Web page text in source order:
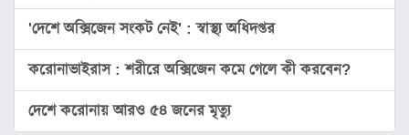
সংস্কৃতি
পঞ্জিকা
অন্যরকম
'দেশে অক্সিজেন সংকট নেই' : স্বাস্থ্য অধিদপ্তর
করোনাভাইরাস : শরীরে অক্সিজেন কমে গেলে কী করবেন?
দেশে করোনায় আরও ৫৪ জনের মৃত্যু